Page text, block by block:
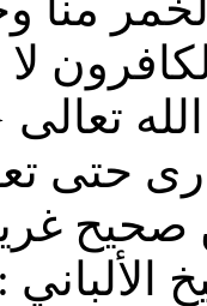
لا
تعالى {
حتى
صحيح